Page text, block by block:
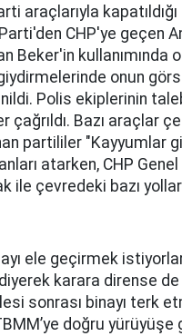
araçlarıyla
CHP'ye geçen
Beker'in kullanımında
onun
Polis ekiplerinin
çağrıldı. Bazı araçlar
partililer "Kayyumlar
atarken, CHP
ile çevredeki bazı
ele geçirmek
diyerek karara dirense
sonrası binayı terk
doğru yürüyüşe